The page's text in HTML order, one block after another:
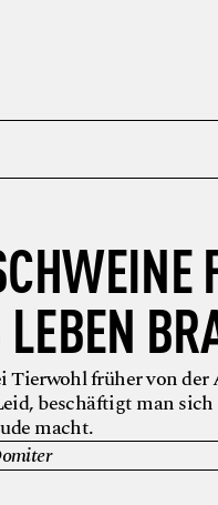
Tierwohl früher von
beschäftigt man
macht.